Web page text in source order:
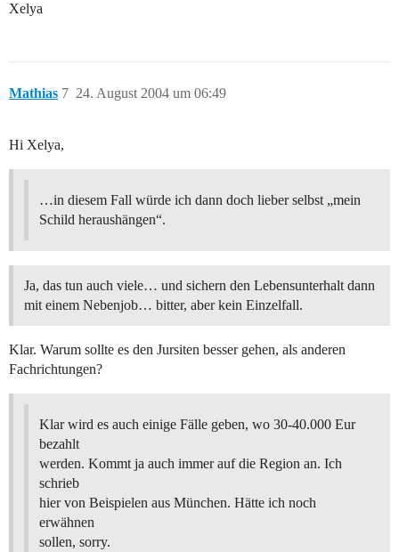
Xelya
Mathias 24. August 2004 um 06:49
7
Hi Xelya,
…in diesem Fall würde ich dann doch lieber selbst „mein
Schild heraushängen“.
Ja, das tun auch viele… und sichern den Lebensunterhalt dann
mit einem Nebenjob… bitter, aber kein Einzelfall.
Klar. Warum sollte es den Jursiten besser gehen, als anderen
Fachrichtungen?
Klar wird es auch einige Fälle geben, wo 30-40.000 Eur
bezahlt
werden. Kommt ja auch immer auf die Region an. Ich
schrieb
hier von Beispielen aus München. Hätte ich noch
erwähnen
sollen, sorry.